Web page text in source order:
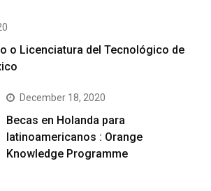
o Licenciatura del Tecnológico de
December 18, 2020
Becas en Holanda para
latinoamericanos : Orange
Knowledge Programme